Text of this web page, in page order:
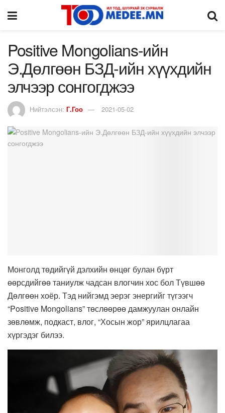
Positive Mongolians-ийн
Э.Дөлгөөн БЗД-ийн хүүхдийн
элчээр сонгогджээ
Нийтэлсэн: Г.Гоо 2021-05-02
Монголд төдийгүй дэлхийн өнцөг булан бүрт
өөрсдийгөө таниулж чадсан влогчин хос бол Түвшөө
Дөлгөөн хоёр. Тэд нийгэмд эерэг энергийг түгээгч
“Positive Mongolians” төслөөрөө дамжуулан онлайн
зөвлөмж, подкаст, влог, “Хосын жор” ярилцлагаа
хүргэдэг билээ.